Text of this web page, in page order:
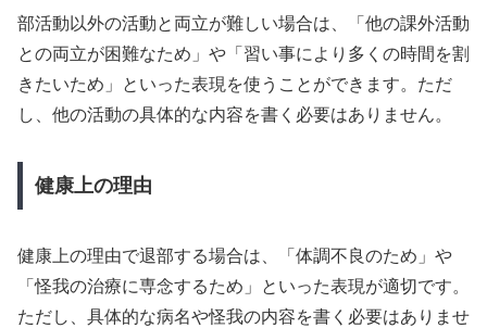
部活動以外の活動と両立が難しい場合は、「他の課外活動
との両立が困難なため」や「習い事により多くの時間を割
きたいため」といった表現を使うことができます。ただ
し、他の活動の具体的な内容を書く必要はありません。
健康上の理由
健康上の理由で退部する場合は、「体調不良のため」や
「怪我の治療に専念するため」といった表現が適切です。
ただし、具体的な病名や怪我の内容を書く必要はありませ